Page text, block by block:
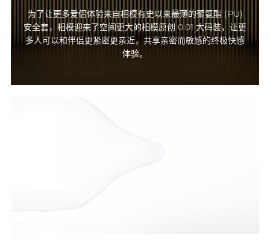
为了让更多爱侣体验来自相模有史以来最薄的聚氨酯 (PU)
安全套，相模迎来了空间更大的相模原创 0.01 大码装，让更
多人可以和伴侣更紧密更亲近，共享亲密而敏感的终极快感
体验。